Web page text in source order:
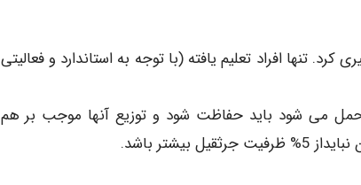
تنها افراد تعلیم یافته (با توجه به استاندارد و فعالیتی
حمل می شود باید حفاظت شود و توزیع آنها موجب بر هم
باشد.